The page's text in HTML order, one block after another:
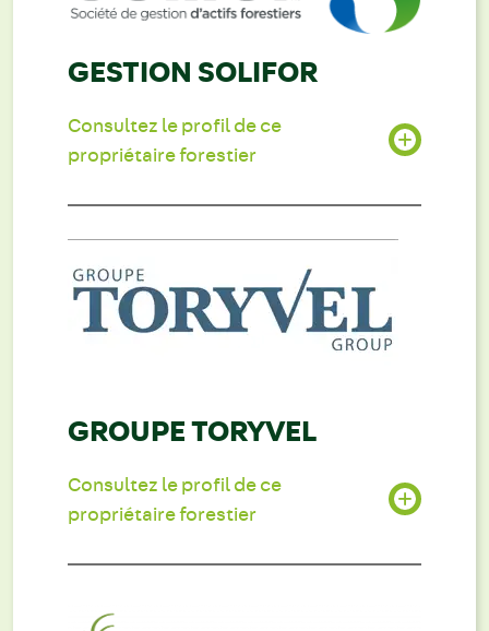
GESTION SOLIFOR
Consultez le profil de ce
propriétaire forestier
GROUPE TORYVEL
Consultez le profil de ce
propriétaire forestier